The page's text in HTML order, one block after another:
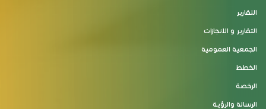
التقارير
التقارير و الانجازات
الجمعية العمومية
الخطط
الرخصة
الرسالة والرؤية